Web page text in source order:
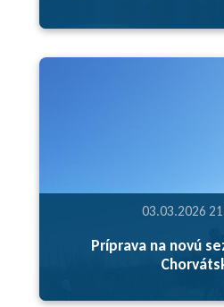
03.03.2026
Príprava na novú